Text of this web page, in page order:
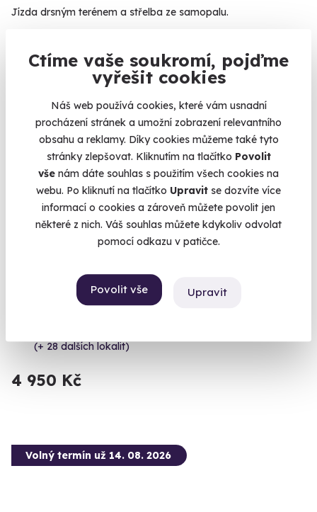
Ctíme vaše soukromí, pojďme
vyřešit cookies
Náš web používá cookies, které vám usnadní
procházení stránek a umožní zobrazení relevantního
obsahu a reklamy. Díky cookies můžeme také tyto
stránky zlepšovat. Kliknutím na tlačítko Povolit
vše nám dáte souhlas s použitím všech cookies na
webu. Po kliknutí na tlačítko Upravit se dozvíte více
informací o cookies a zároveň můžete povolit jen
některé z nich. Váš souhlas můžete kdykoliv odvolat
pomocí odkazu v patičce.
Povolit vše Upravit
Jízda drsným terénem a střelba ze samopalu.
1 950 Kč
Volný termín už 12. 08. 2026
Zážitková střelba: Zbraně 2. světové války
14 zbraní, 35 nábojů - vyzkoušejte kousky, které psaly dějiny!
(+ 28 dalších lokalit)
4 950 Kč
Volný termín už 14. 08. 2026